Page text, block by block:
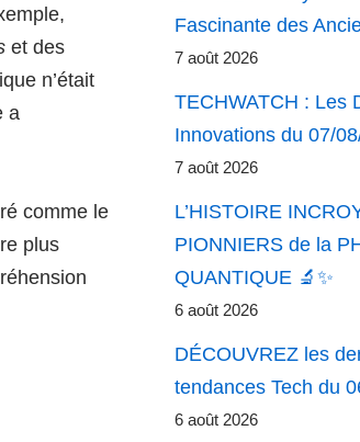
et des
n’était
a
comme le
plus
Fascinante des
7 août 2026
TECHWATCH : Les
Innovations du 07/
7 août 2026
L’HISTOIRE
PIONNIERS de la
QUANTIQUE 🔬✨
6 août 2026
DÉCOUVREZ les
tendances Tech du
6 août 2026